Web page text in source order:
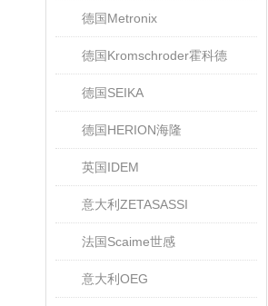
德国Metronix
德国Kromschroder霍科德
德国SEIKA
德国HERION海隆
英国IDEM
意大利ZETASASSI
法国Scaime世感
意大利OEG